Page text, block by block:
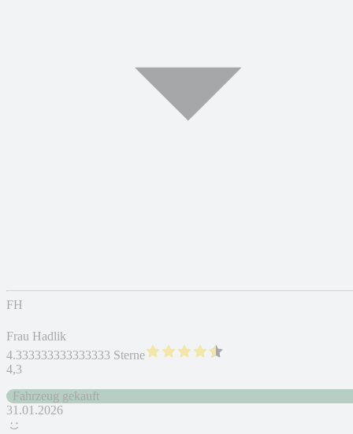
FH
Frau Hadlik
4.333333333333333 Sterne
4,3
Fahrzeug gekauft
31.01.2026